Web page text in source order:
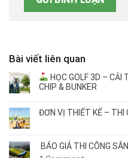
Bài viết liên quan
HỌC GOLF 3D –
CHIP & BUNKER
ĐƠN VỊ THIẾT KẾ – THI
BÁO GIÁ THI CÔNG